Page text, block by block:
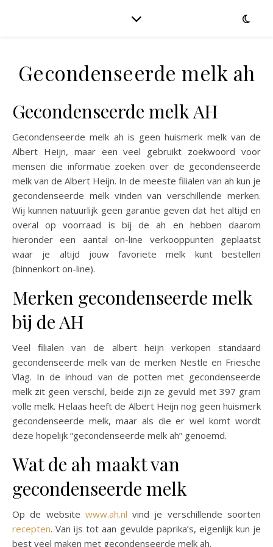
Gecondenseerde melk ah
Gecondenseerde melk AH
Gecondenseerde melk ah is geen huismerk melk van de
Albert Heijn, maar een veel gebruikt zoekwoord voor
mensen die informatie zoeken over de gecondenseerde
melk van de Albert Heijn. In de meeste filialen van ah kun je
gecondenseerde melk vinden van verschillende merken.
Wij kunnen natuurlijk geen garantie geven dat het altijd en
overal op voorraad is bij de ah en hebben daarom
hieronder een aantal on-line verkooppunten geplaatst
waar je altijd jouw favoriete melk kunt bestellen
(binnenkort on-line).
Merken gecondenseerde melk
bij de AH
Veel filialen van de albert heijn verkopen standaard
gecondenseerde melk van de merken Nestle en Friesche
Vlag. In de inhoud van de potten met gecondenseerde
melk zit geen verschil, beide zijn ze gevuld met 397 gram
volle melk. Helaas heeft de Albert Heijn nog geen huismerk
gecondenseerde melk, maar als die er wel komt wordt
deze hopelijk “gecondenseerde melk ah” genoemd.
Wat de ah maakt van
gecondenseerde melk
Op de website www.ah.nl vind je verschillende soorten
recepten. Van ijs tot aan gevulde paprika’s, eigenlijk kun je
best veel maken met gecondenseerde melk ah.